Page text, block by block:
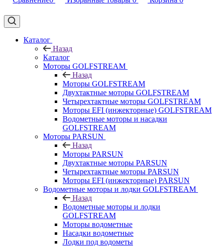
Каталог
Назад
Каталог
Моторы GOLFSTREAM
Назад
Моторы GOLFSTREAM
Двухтактные моторы GOLFSTREAM
Четырехтактные моторы GOLFSTREAM
Моторы EFI (инжекторные) GOLFSTREAM
Водометные моторы и насадки
GOLFSTREAM
Моторы PARSUN
Назад
Моторы PARSUN
Двухтактные моторы PARSUN
Четырехтактные моторы PARSUN
Моторы EFI (инжекторные) PARSUN
Водометные моторы и лодки GOLFSTREAM
Назад
Водометные моторы и лодки
GOLFSTREAM
Моторы водометные
Насадки водометные
Лодки под водометы